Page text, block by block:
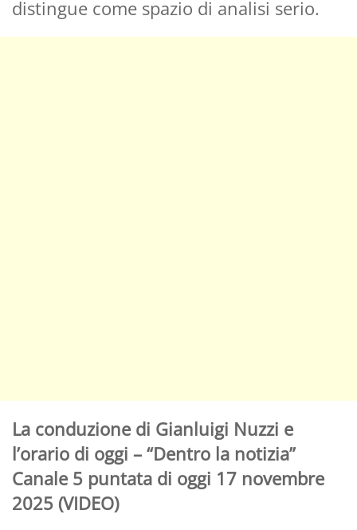
distingue come spazio di analisi serio.
La conduzione di Gianluigi Nuzzi e
l’orario di oggi – “Dentro la notizia”
Canale 5 puntata di oggi 17 novembre
2025 (VIDEO)